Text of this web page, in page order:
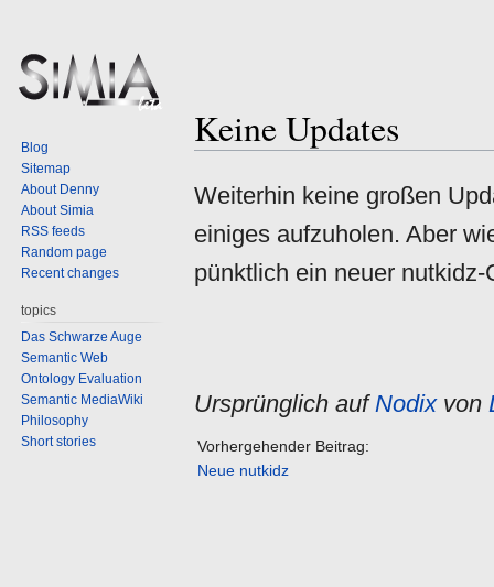
Keine Updates
Jump
navigation
Jump
search
Weiterhin keine großen
einiges aufzuholen. Aber
pünktlich ein neuer nutkidz-
Ursprünglich aufNodixvon
Vorhergehender Beitrag:
Neue nutkidz
Blog
Sitemap
About Denny
About Simia
RSS feeds
Random page
Recent changes
topics
Das Schwarze Auge
Semantic Web
Ontology Evaluation
Semantic MediaWiki
Philosophy
Short stories